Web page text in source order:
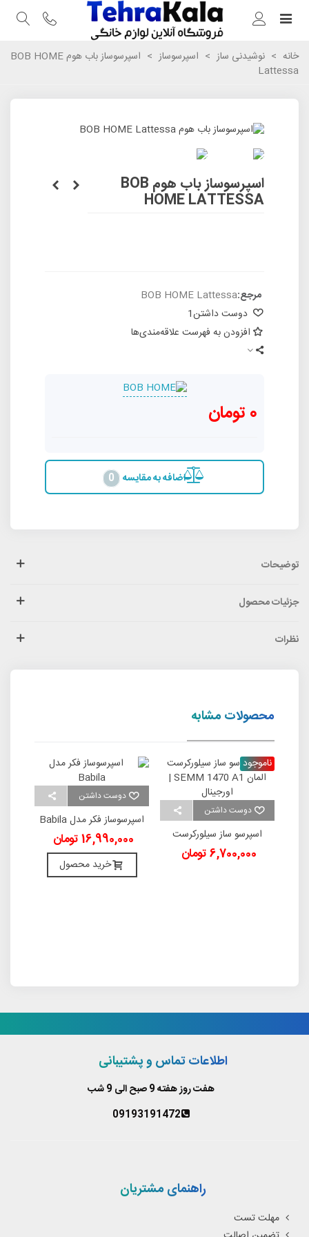
خانه > نوشیدنی ساز > اسپرسوساز >
اسپرسوساز باب هوم BOB HOME
Lattessa
اسپرسوساز باب هوم BOB
HOME LATTESSA
مرجع:BOB HOME Lattessa
دوست داشتن1
افزودن به فهرست علاقه‌مندی‌ها
0 تومان
اضافه به مقایسه 0
توضیحات
جزئیات محصول
نظرات
محصولات مشابه
ناموجود
دوست داشتن
اسپرسو ساز سیلورکرست
اورجینال
6,700,000 تومان
دوست داشتن
اسپرسوساز فکر مدل Babila
16,990,000 تومان
خرید محصول
اطلاعات تماس و پشتیبانی
هفت روز هفته 9 صبح الی 9 شب
09193191472
راهنمای مشتریان
مهلت تست